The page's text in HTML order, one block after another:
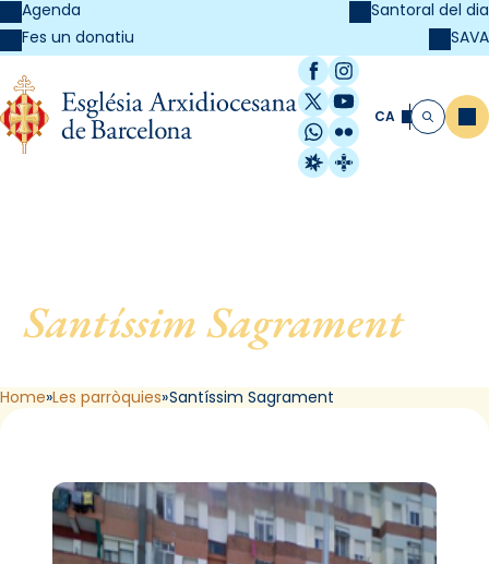
Agenda
Fes un donatiu
Santoral del dia
SAVA
Facebook
Instagram
X / Twitter
YouTube
WhatsApp
Flickr
Radio Estel
Catalunya
CA Cerca
Santíssim Sagrament, de
Barcelona
Home Les parròquies Santíssim Sagrament